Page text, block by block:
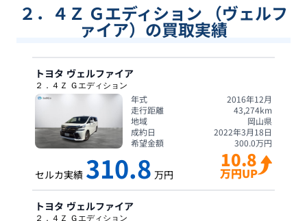
２．４Ｚ Ｇエディション （ヴェルフ
ァイア）の買取実績
トヨタ ヴェルファイア
２．４Ｚ Ｇエディション
年式
2016年12月
走行距離
43,274km
地域
岡山県
成約日
2022年3月18日
希望金額
300.0万円
セルカ実績 310.8 万円
10.8
万円UP
トヨタ ヴェルファイア
２．４Ｚ Ｇエディション